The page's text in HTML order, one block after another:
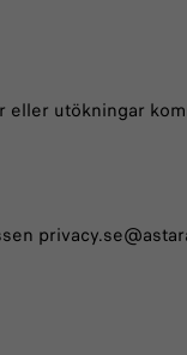
utökningar